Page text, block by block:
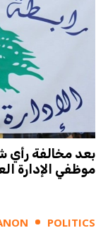
بعد مخالفة رأي
موظفي الإدارة
POLITICS